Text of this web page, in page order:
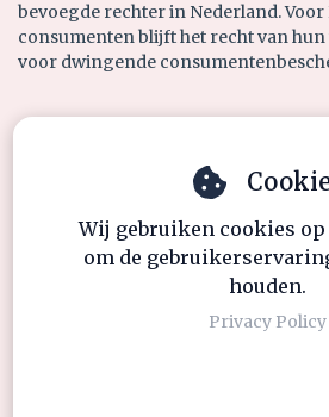
bevoegde rechter in Nederland. Voor
consumenten blijft het recht van
voor dwingende
Wij gebruiken cookies op
om de
houden.
Privacy Policy